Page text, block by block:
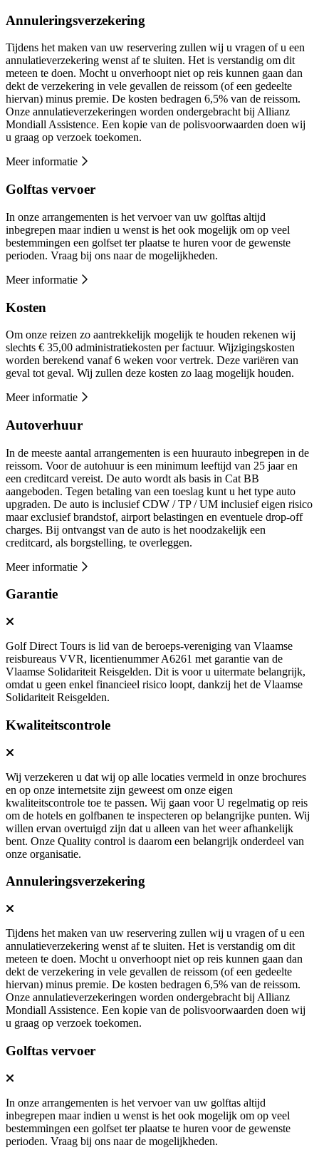
Annuleringsverzekering
Tijdens het maken van uw reservering zullen wij u vragen of u een
annulatieverzekering wenst af te sluiten. Het is verstandig om dit
meteen te doen. Mocht u onverhoopt niet op reis kunnen gaan dan
dekt de verzekering in vele gevallen de reissom (of een gedeelte
hiervan) minus premie. De kosten bedragen 6,5% van de reissom.
Onze annulatieverzekeringen worden ondergebracht bij Allianz
Mondiall Assistence. Een kopie van de polisvoorwaarden doen wij
u graag op verzoek toekomen.
Meer informatie
Golftas vervoer
In onze arrangementen is het vervoer van uw golftas altijd
inbegrepen maar indien u wenst is het ook mogelijk om op veel
bestemmingen een golfset ter plaatse te huren voor de gewenste
perioden. Vraag bij ons naar de mogelijkheden.
Meer informatie
Kosten
Om onze reizen zo aantrekkelijk mogelijk te houden rekenen wij
slechts € 35,00 administratiekosten per factuur. Wijzigingskosten
worden berekend vanaf 6 weken voor vertrek. Deze variëren van
geval tot geval. Wij zullen deze kosten zo laag mogelijk houden.
Meer informatie
Autoverhuur
In de meeste aantal arrangementen is een huurauto inbegrepen in de
reissom. Voor de autohuur is een minimum leeftijd van 25 jaar en
een creditcard vereist. De auto wordt als basis in Cat BB
aangeboden. Tegen betaling van een toeslag kunt u het type auto
upgraden. De auto is inclusief CDW / TP / UM inclusief eigen risico
maar exclusief brandstof, airport belastingen en eventuele drop-off
charges. Bij ontvangst van de auto is het noodzakelijk een
creditcard, als borgstelling, te overleggen.
Meer informatie
Garantie
Golf Direct Tours is lid van de beroeps-vereniging van Vlaamse
reisbureaus VVR, licentienummer A6261 met garantie van de
Vlaamse Solidariteit Reisgelden. Dit is voor u uitermate belangrijk,
omdat u geen enkel financieel risico loopt, dankzij het de Vlaamse
Solidariteit Reisgelden.
Kwaliteitscontrole
Wij verzekeren u dat wij op alle locaties vermeld in onze brochures
en op onze internetsite zijn geweest om onze eigen
kwaliteitscontrole toe te passen. Wij gaan voor U regelmatig op reis
om de hotels en golfbanen te inspecteren op belangrijke punten. Wij
willen ervan overtuigd zijn dat u alleen van het weer afhankelijk
bent. Onze Quality control is daarom een belangrijk onderdeel van
onze organisatie.
Annuleringsverzekering
Tijdens het maken van uw reservering zullen wij u vragen of u een
annulatieverzekering wenst af te sluiten. Het is verstandig om dit
meteen te doen. Mocht u onverhoopt niet op reis kunnen gaan dan
dekt de verzekering in vele gevallen de reissom (of een gedeelte
hiervan) minus premie. De kosten bedragen 6,5% van de reissom.
Onze annulatieverzekeringen worden ondergebracht bij Allianz
Mondiall Assistence. Een kopie van de polisvoorwaarden doen wij
u graag op verzoek toekomen.
Golftas vervoer
In onze arrangementen is het vervoer van uw golftas altijd
inbegrepen maar indien u wenst is het ook mogelijk om op veel
bestemmingen een golfset ter plaatse te huren voor de gewenste
perioden. Vraag bij ons naar de mogelijkheden.